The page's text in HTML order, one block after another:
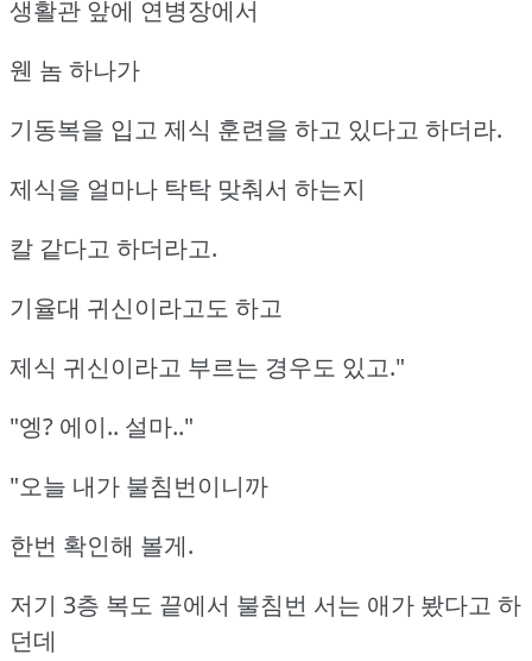
생활관 앞에 연병장에서
웬 놈 하나가
기동복을 입고 제식 훈련을 하고 있다고 하더라.
제식을 얼마나 탁탁 맞춰서 하는지
칼 같다고 하더라고.
기율대 귀신이라고도 하고
제식 귀신이라고 부르는 경우도 있고."
"엥? 에이.. 설마.."
"오늘 내가 불침번이니까
한번 확인해 볼게.
저기 3층 복도 끝에서 불침번 서는 애가 봤다고 하
던데